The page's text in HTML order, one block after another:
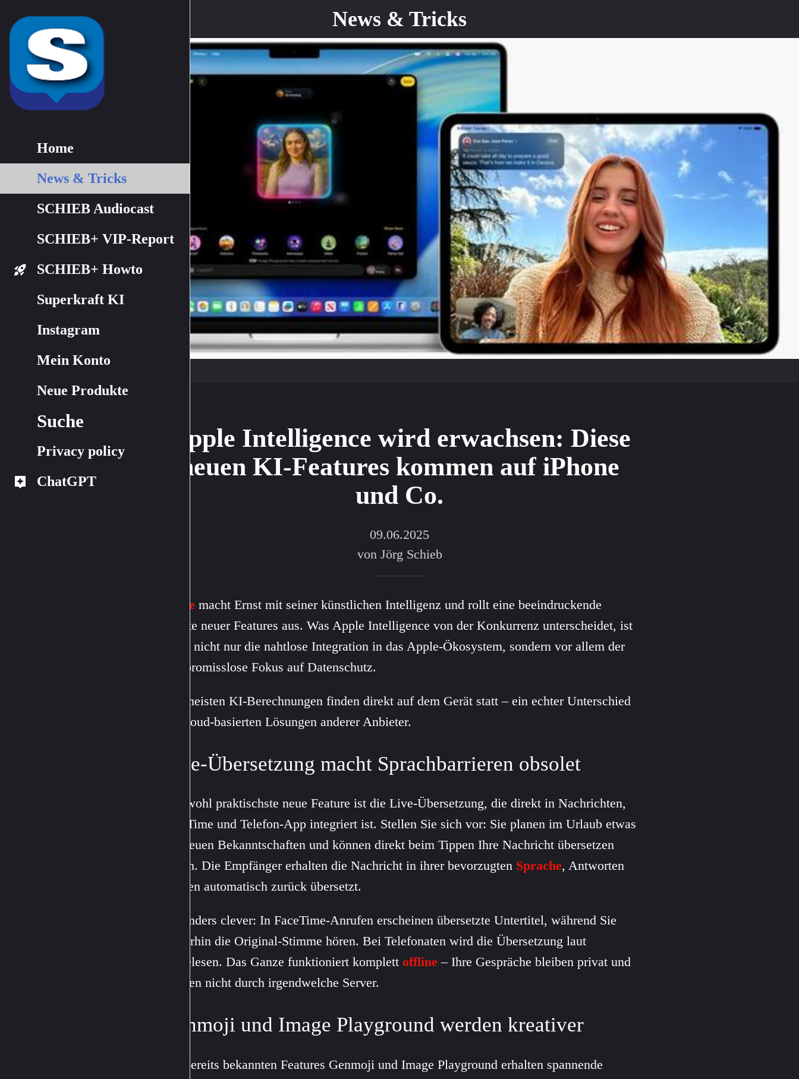
Home
News & Tricks
SCHIEB Audiocast
SCHIEB+ VIP-Report
SCHIEB+ Howto
Superkraft KI
Instagram
Mein Konto
Neue Produkte
Suche
Privacy policy
ChatGPT
News & Tricks
Apple Intelligence wird erwachsen: Diese
neuen KI-Features kommen auf iPhone
und Co.
09.06.2025
von Jörg Schieb
Apple macht Ernst mit seiner künstlichen Intelligenz und rollt eine beeindruckende
Palette neuer Features aus. Was Apple Intelligence von der Konkurrenz unterscheidet, ist
dabei nicht nur die nahtlose Integration in das Apple-Ökosystem, sondern vor allem der
kompromisslose Fokus auf Datenschutz.
Die meisten KI-Berechnungen finden direkt auf dem Gerät statt – ein echter Unterschied
zu Cloud-basierten Lösungen anderer Anbieter.
Live-Übersetzung macht Sprachbarrieren obsolet
Das wohl praktischste neue Feature ist die Live-Übersetzung, die direkt in Nachrichten,
FaceTime und Telefon-App integriert ist. Stellen Sie sich vor: Sie planen im Urlaub etwas
mit neuen Bekanntschaften und können direkt beim Tippen Ihre Nachricht übersetzen
lassen. Die Empfänger erhalten die Nachricht in ihrer bevorzugten Sprache, Antworten
werden automatisch zurück übersetzt.
Besonders clever: In FaceTime-Anrufen erscheinen übersetzte Untertitel, während Sie
weiterhin die Original-Stimme hören. Bei Telefonaten wird die Übersetzung laut
vorgelesen. Das Ganze funktioniert komplett offline – Ihre Gespräche bleiben privat und
müssen nicht durch irgendwelche Server.
Genmoji und Image Playground werden kreativer
Die bereits bekannten Features Genmoji und Image Playground erhalten spannende